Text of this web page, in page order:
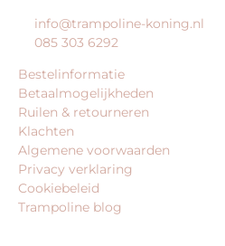
info@trampoline-koning.nl
085 303 6292
Bestelinformatie
Betaalmogelijkheden
Ruilen & retourneren
Klachten
Algemene voorwaarden
Privacy verklaring
Cookiebeleid
Trampoline blog